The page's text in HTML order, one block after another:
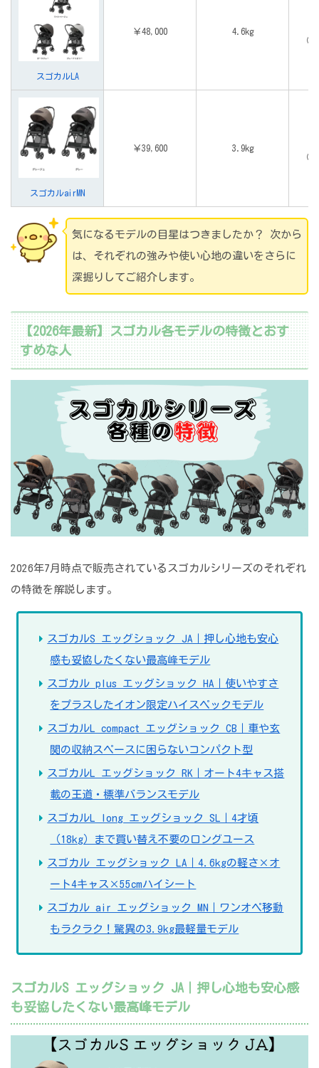
スゴカルLA
￥48,000 4.6kg
（
スゴカルairMN
￥39,600 3.9kg
（
気になるモデルの目星はつきましたか？ 次から
は、それぞれの強みや使い心地の違いをさらに
深掘りしてご紹介します。
【2026年最新】スゴカル各モデルの特徴とおす
すめな人
2026年7月時点で販売されているスゴカルシリーズのそれぞれ
の特徴を解説します。
スゴカルS エッグショック JA｜押し心地も安心
感も妥協したくない最高峰モデル
スゴカル plus エッグショック HA｜使いやすさ
をプラスしたイオン限定ハイスペックモデル
スゴカルL compact エッグショック CB｜車や玄
関の収納スペースに困らないコンパクト型
スゴカルL エッグショック RK｜オート4キャス搭
載の王道・標準バランスモデル
スゴカルL long エッグショック SL｜4才頃
（18kg）まで買い替え不要のロングユース
スゴカル エッグショック LA｜4.6kgの軽さ×オ
ート4キャス×55cmハイシート
スゴカル air エッグショック MN｜ワンオペ移動
もラクラク！驚異の3.9kg最軽量モデル
スゴカルS エッグショック JA｜押し心地も安心感
も妥協したくない最高峰モデル